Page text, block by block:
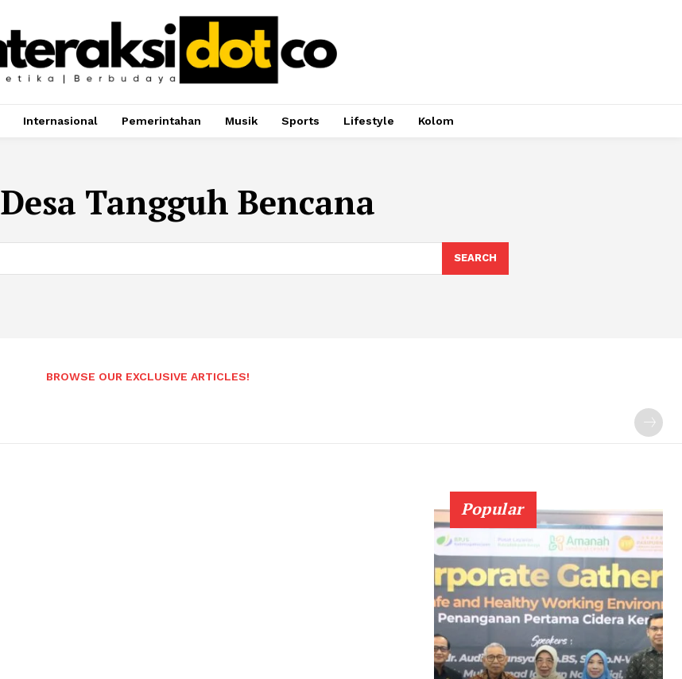
Internasional Pemerintahan Musik Sports Lifestyle Kolom
Desa Tangguh Bencana
SEARCH
BROWSE OUR EXCLUSIVE ARTICLES!
Popular